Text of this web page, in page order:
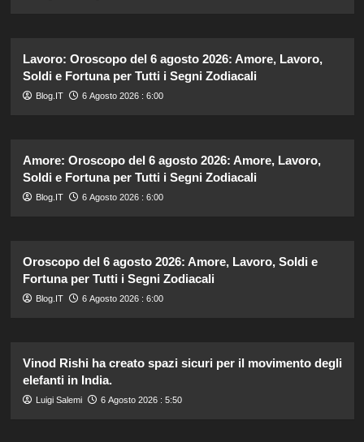
Lavoro: Oroscopo del 6 agosto 2026: Amore, Lavoro,
Soldi e Fortuna per Tutti i Segni Zodiacali
Blog.IT 6 Agosto 2026 : 6:00
Amore: Oroscopo del 6 agosto 2026: Amore, Lavoro,
Soldi e Fortuna per Tutti i Segni Zodiacali
Blog.IT 6 Agosto 2026 : 6:00
Oroscopo del 6 agosto 2026: Amore, Lavoro, Soldi e
Fortuna per Tutti i Segni Zodiacali
Blog.IT 6 Agosto 2026 : 6:00
Vinod Rishi ha creato spazi sicuri per il movimento degli
elefanti in India.
Luigi Salemi 6 Agosto 2026 : 5:50